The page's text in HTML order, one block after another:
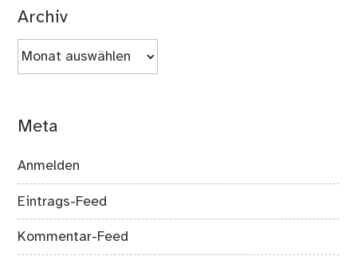
Archiv
Archiv
Meta
Anmelden
Eintrags-Feed
Kommentar-Feed